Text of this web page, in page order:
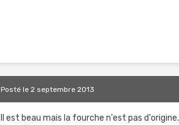
Postéle 2 septembre 2013
Il est beau mais la fourche n'est pas d'origine.